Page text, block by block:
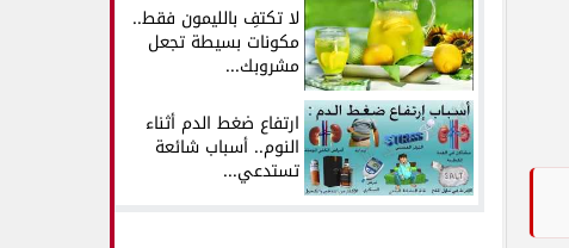
لا تكتفِ بالليمون فقط..
مكونات بسيطة تجعل
مشروبك...
ارتفاع ضغط الدم أثناء
النوم.. أسباب شائعة
تستدعي...